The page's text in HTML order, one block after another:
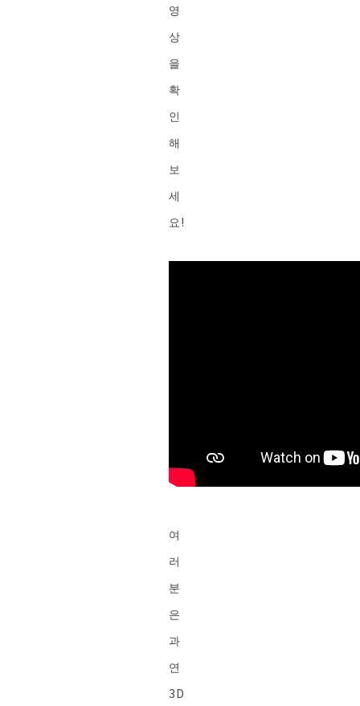
영
상
을
확
인
해
보
세
요!
여
러
분
은
과
연
3D